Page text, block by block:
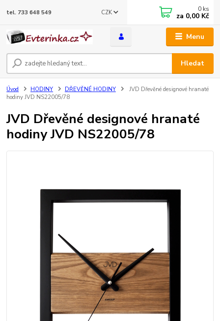
Menu
CZK
Hledat
tel. 733 648 549 0 ks
za 0,00 Kč
Úvod HODINY DŘEVĚNÉ HODINY
JVD Dřevěné designové hranaté
hodiny JVD NS22005/78
JVD Dřevěné designové hranaté
hodiny JVD NS22005/78